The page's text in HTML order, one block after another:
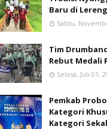
Baru di
Sabtu,
Tim
Rebut Medali
Selasa, Juli 01,
Pemkab
Kategori
Kategori